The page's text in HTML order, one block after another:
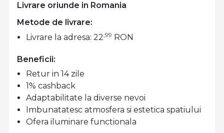
Livrare oriunde in Romania
Metode de livrare:
Livrare la adresa: 22,99 RON
Beneficii:
Retur in 14 zile
1% cashback
Adaptabilitate la diverse nevoi
Imbunatatesc atmosfera si estetica spatiului
Ofera iluminare functionala